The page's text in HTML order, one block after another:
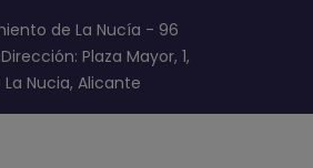
de La Nucía - 96
Plaza Mayor, 1,
La Nucia, Alicante